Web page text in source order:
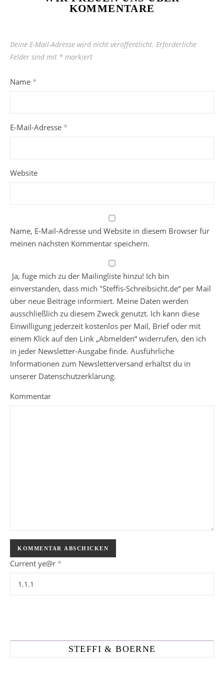
KOMMENTARE
Deine E-Mail-Adresse wird nicht veröffentlicht. Erforderliche
Felder sind mit * markiert
Name *
E-Mail-Adresse *
Website
Name, E-Mail-Adresse und Website in diesem Browser für
meinen nächsten Kommentar speichern.
Ja, füge mich zu der Mailingliste hinzu! Ich bin
einverstanden, dass mich "Steffis-Schreibsicht.de“ per Mail
über neue Beiträge informiert. Meine Daten werden
ausschließlich zu diesem Zweck genutzt. Ich kann diese
Einwilligung jederzeit kostenlos per Mail, Brief oder mit
einem Klick auf den Link „Abmelden“ widerrufen, den ich
in jeder Newsletter-Ausgabe finde. Ausführliche
Informationen zum Newsletterversand erhältst du in
unserer Datenschutzerklärung.
Kommentar
Current ye@r *
STEFFI & BOERNE